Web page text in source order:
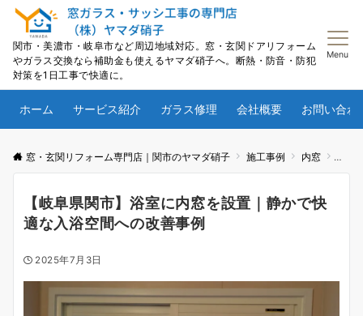
関市・美濃市・岐阜市など周辺地域対応。窓・玄関ドアリフォーム
やガラス交換なら補助金も使えるヤマダ硝子へ。断熱・防音・防犯
対策を1日工事で快適に。
Menu
ホーム サービス紹介 ガラス修理 会社概要 お問い合わ
窓・玄関リフォーム専門店｜関市のヤマダ硝子 施工事例 内窓 【岐
【岐阜県関市】浴室に内窓を設置｜静かで快
適な入浴空間への改善事例
2025年7月3日